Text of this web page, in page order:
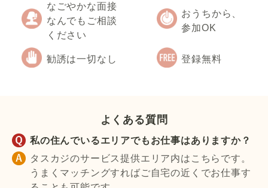
なごやかな面接
なんでもご相談
ください
おうちから、
参加OK
勧誘は一切なし 登録無料
よくある質問
私の住んでいるエリアでもお仕事はありますか？
タスカジのサービス提供エリア内はこちらです。
うまくマッチングすればご自宅の近くでお仕事す